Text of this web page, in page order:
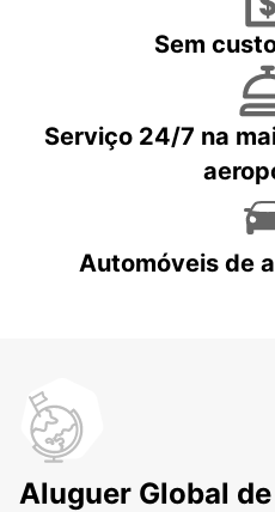
Sem
Serviço 24/7 na
Automóveis de
Aluguer Global